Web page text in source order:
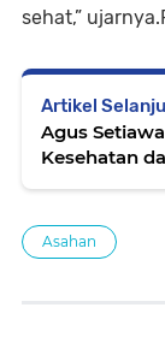
sehat,”
Artikel
Agus
Kesehatan
Asahan